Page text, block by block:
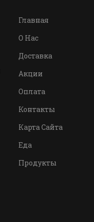
Главная
О Нас
Доставка
Акции
Оплата
Контакты
Карта Сайта
Еда
Продукты